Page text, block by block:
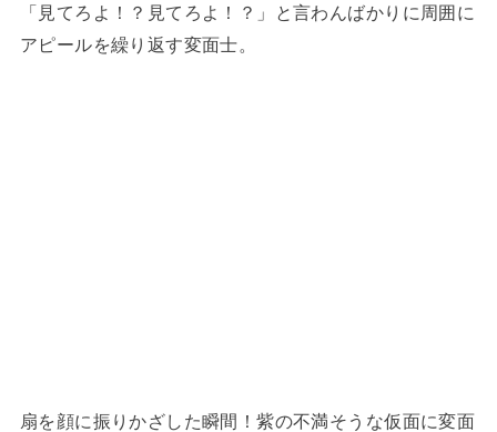
「見てろよ！？見てろよ！？」と言わんばかりに周囲に
アピールを繰り返す変面士。
扇を顔に振りかざした瞬間！紫の不満そうな仮面に変面